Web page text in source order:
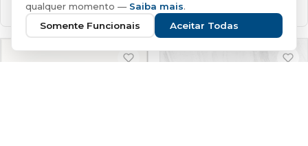
1Face
1Face
qualquer momento — Saiba mais.
Somente Funcionais
Aceitar Todas